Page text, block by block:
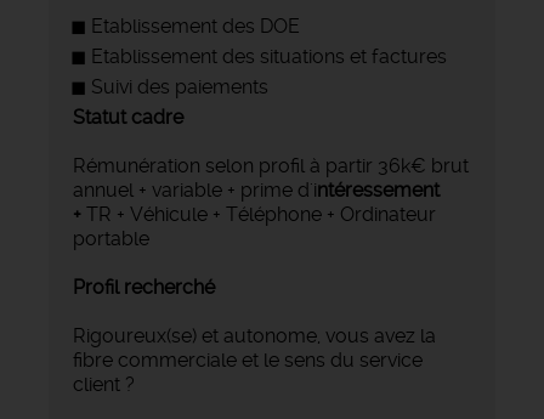
Etablissement des DOE
Etablissement des situations et factures
Suivi des paiements
Statut cadre
Rémunération selon profil à partir 36k€ brut
annuel + variable + prime d'intéressement
+ TR + Véhicule + Téléphone + Ordinateur
portable
Profil recherché
Rigoureux(se) et autonome, vous avez la
fibre commerciale et le sens du service
client ?